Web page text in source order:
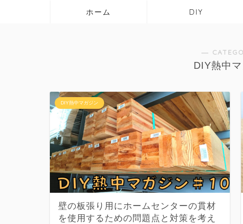
ホーム DIY
―
DIY熱中
DIY熱中マガジン
壁の板張り用にホームセンターの貫材
を使用するための問題点と対策を考え